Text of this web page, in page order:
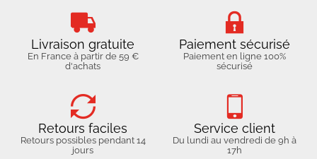
Livraison gratuite
En France à partir de 59 €
d'achats
Paiement sécurisé
Paiement en ligne 100%
sécurisé
Retours faciles
Retours possibles pendant 14
jours
Service client
Du lundi au vendredi de 9h à
17h